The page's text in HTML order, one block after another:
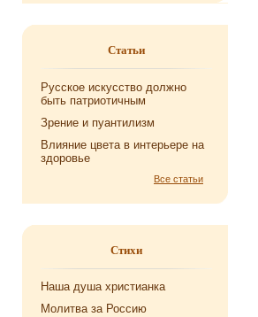
Статьи
Русское искусство должно
быть патриотичным
Зрение и пуантилизм
Влияние цвета в интерьере на
здоровье
Все статьи
Стихи
Наша душа хри­сти­ан­ка
Мо­лит­ва за Рос­сию